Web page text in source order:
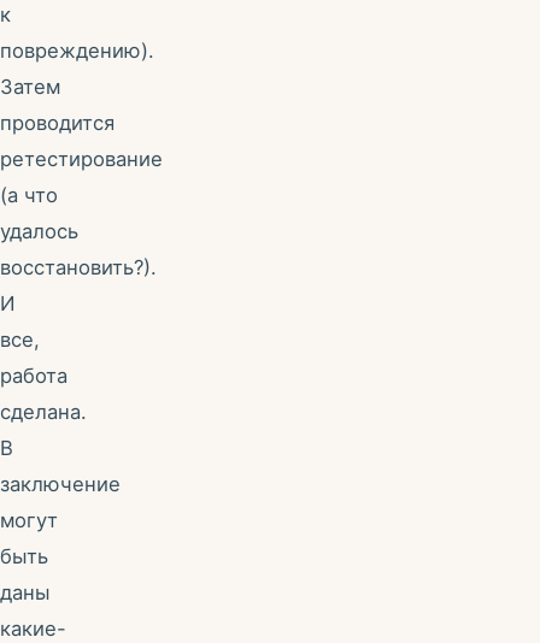
к
повреждению).
Затем
проводится
ретестирование
(а что
удалось
восстановить?).
И
все,
работа
сделана.
В
заключение
могут
быть
даны
какие-